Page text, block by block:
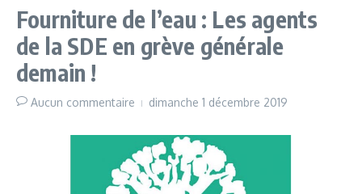
Fourniture de l’eau : Les agents
de la SDE en grève générale
demain !
Aucun commentaire dimanche 1 décembre 2019